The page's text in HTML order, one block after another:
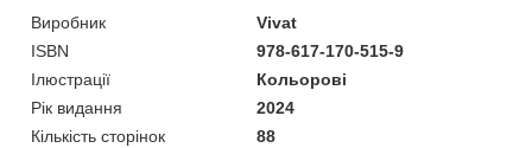
Виробник
Vivat
ISBN
978-617-170-515-9
Ілюстрації
Кольорові
Рік видання
2024
Кількість сторінок
88